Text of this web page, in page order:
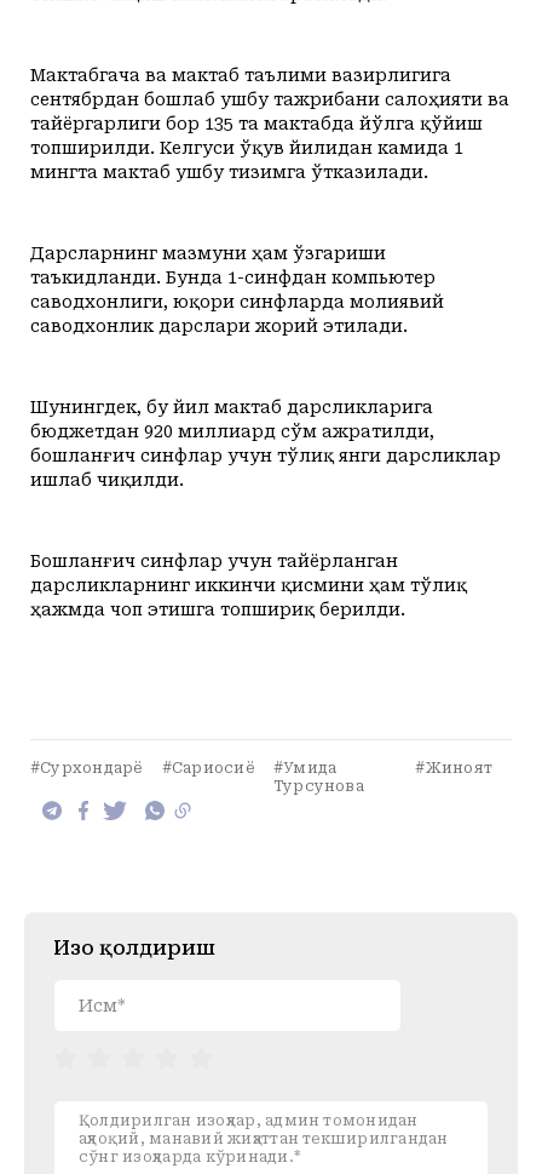
Мактабгача ва мактаб таълими вазирлигига
сентябрдан бошлаб ушбу тажрибани салоҳияти ва
тайёргарлиги бор 135 та мактабда йўлга қўйиш
топширилди. Келгуси ўқув йилидан камида 1
мингта мактаб ушбу тизимга ўтказилади.
Дарсларнинг мазмуни ҳам ўзгариши
таъкидланди. Бунда 1-синфдан компьютер
саводхонлиги, юқори синфларда молиявий
саводхонлик дарслари жорий этилади.
Шунингдек, бу йил мактаб дарсликларига
бюджетдан 920 миллиард сўм ажратилди,
бошланғич синфлар учун тўлиқ янги дарсликлар
ишлаб чиқилди.
Бошланғич синфлар учун тайёрланган
дарсликларнинг иккинчи қисмини ҳам тўлиқ
ҳажмда чоп этишга топшириқ берилди.
#Сурхондарё #Сариосиё
#Умида
Турсунова
#Жиноят
Изоҳ қолдириш